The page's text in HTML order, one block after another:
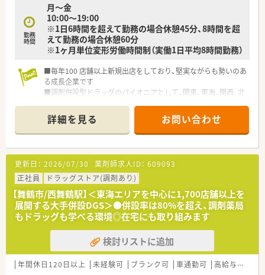
勤務
時間
月～金
10:00～19:00
※1日6時間を超えて勤務の場合休憩45分、8時間を超
えて勤務の場合休憩60分
※1ヶ月単位変形労働時間制（実働1日平均8時間勤務）
■毎年100 店舗以上新規出店をしており、堅実ながらも勢いのあ
る成長企業です
■調剤併設型ドラッグのパイオニアとして、関東、東海、関西、北
■研修制度は様々なプランがあり、集合研修だけでなく任意で受
講可能な研修も幅広く用意されています
■店舗で活躍する従業員、社外で活躍する従業員、将来経営幹部
となる従業員など、薬剤師として様々な活躍ができるフィールド
を用意されています
■総合薬剤師・調剤薬剤師（土日休み・19時までの勤務）どちらか
の働き方を選択できます
■調剤併設型だけでなく「医療モール・クリニック併設店舗」「敷
地内薬局」「訪問調剤特化型店舗」など様々な店舗を運営してい
ます
■在宅医療にも積極的取り組んでおり「訪問調剤特化型店舗」を
50店舗以上、無菌調剤室は業界最多の51店舗設置しています
■「プラチナくるみん認定企業」「健康経営優良法人2023（大規模
法人部門）認定」等を取得し一人ひとりが働きやすい環境が整備
されています
詳細を見る お問い合わせ
更新日： 2026/07/30 薬剤師求人ID： 609093
正社員
ドラッグストア(調剤あり)
【舞鶴市/西舞鶴駅】＜東海エリアを中心に1,700店舗以上を
展開する大手併設DGS＞●併設率は80%を超え、調剤薬局
もドラッグも学べる環境◎在宅にも取り組みます
検討リストに追加
年間休日120日以上 未経験可 ブランク可 車通勤可 高給与(600万円以上)